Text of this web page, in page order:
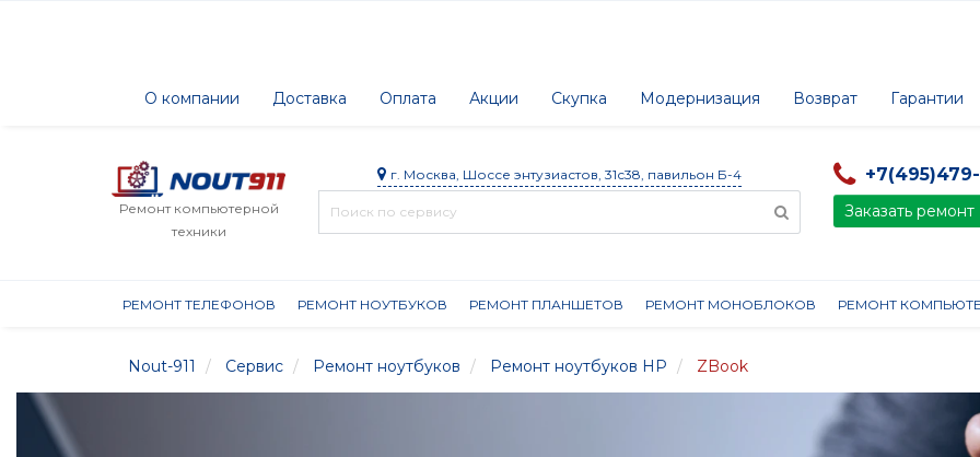
О компании Доставка Оплата Акции Скупка Модернизация Возврат Гарантии
Ремонт компьютерной
техники
г. Москва, Шоссе энтузиастов, 31с38, павильон Б-4
Заказать ремонт
РЕМОНТ ТЕЛЕФОНОВ РЕМОНТ НОУТБУКОВ РЕМОНТ ПЛАНШЕТОВ РЕМОНТ МОНОБЛОКОВ РЕМОНТ
Nout-911 Сервис Ремонт ноутбуков Ремонт ноутбуков HP ZBook